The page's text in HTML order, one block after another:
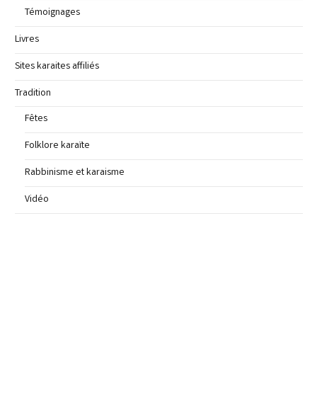
Témoignages
Livres
Sites karaites affiliés
Tradition
Fêtes
Folklore karaïte
Rabbinisme et karaisme
Vidéo